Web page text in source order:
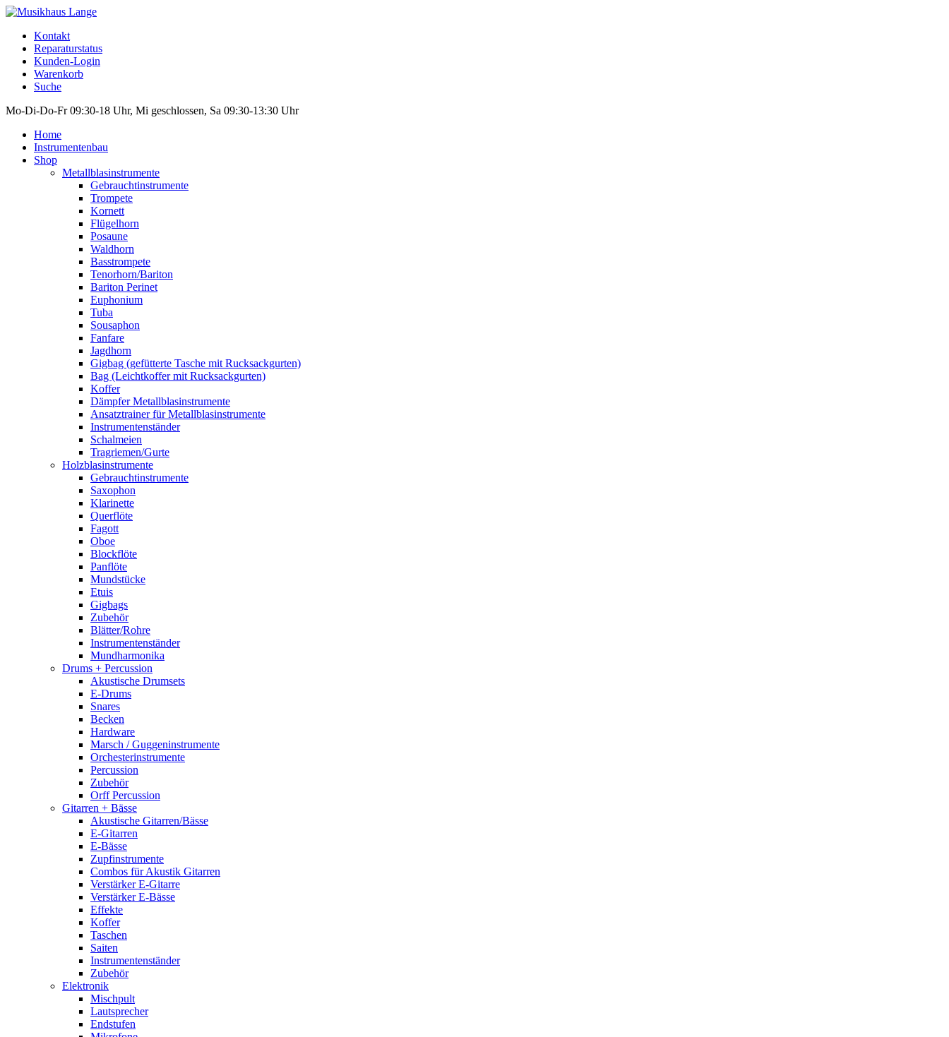
Kontakt
Reparaturstatus
Kunden-Login
Warenkorb
Suche
Mo-Di-Do-Fr 09:30-18 Uhr, Mi geschlossen, Sa 09:30-13:30 Uhr
Home
Instrumentenbau
Shop
Metallblasinstrumente
Gebrauchtinstrumente
Trompete
Kornett
Flügelhorn
Posaune
Waldhorn
Basstrompete
Tenorhorn/Bariton
Bariton Perinet
Euphonium
Tuba
Sousaphon
Fanfare
Jagdhorn
Gigbag (gefütterte Tasche mit Rucksackgurten)
Bag (Leichtkoffer mit Rucksackgurten)
Koffer
Dämpfer Metallblasinstrumente
Ansatztrainer für Metallblasinstrumente
Instrumentenständer
Schalmeien
Tragriemen/Gurte
Holzblasinstrumente
Gebrauchtinstrumente
Saxophon
Klarinette
Querflöte
Fagott
Oboe
Blockflöte
Panflöte
Mundstücke
Etuis
Gigbags
Zubehör
Blätter/Rohre
Instrumentenständer
Mundharmonika
Drums + Percussion
Akustische Drumsets
E-Drums
Snares
Becken
Hardware
Marsch / Guggeninstrumente
Orchesterinstrumente
Percussion
Zubehör
Orff Percussion
Gitarren + Bässe
Akustische Gitarren/Bässe
E-Gitarren
E-Bässe
Zupfinstrumente
Combos für Akustik Gitarren
Verstärker E-Gitarre
Verstärker E-Bässe
Effekte
Koffer
Taschen
Saiten
Instrumentenständer
Zubehör
Elektronik
Mischpult
Lautsprecher
Endstufen